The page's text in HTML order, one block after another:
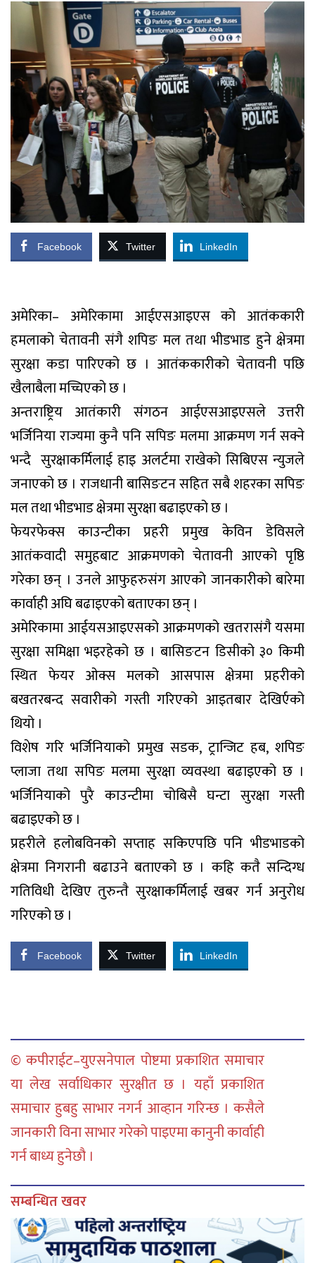
Facebook Twitter LinkedIn
अमेरिका– अमेरिकामा आईएसआइएस को आतंककारी
हमलाको चेतावनी संगै शपिङ मल तथा भीडभाड हुने क्षेत्रमा
सुरक्षा कडा पारिएको छ । आतंककारीको चेतावनी पछि
खैलाबैला मच्चिएको छ ।
अन्तराष्ट्रिय आतंकारी संंगठन आईएसआइएसले उत्तरी
भर्जिनिया राज्यमा कुनै पनि सपिङ मलमा आक्रमण गर्न सक्ने
भन्दै सुरक्षाकर्मिलाई हाइ अलर्टमा राखेको सिबिएस न्युजले
जनाएको छ । राजधानी बासिङटन सहित सबै शहरका सपिङ
मल तथा भीडभाड क्षेत्रमा सुरक्षा बढाइएको छ ।
फेयरफेक्स काउन्टीका प्रहरी प्रमुख केविन डेविसले
आतंकवादी समुहबाट आक्रमणको चेतावनी आएको पृष्ठि
गरेका छन् । उनले आफुहरुसंग आएको जानकारीको बारेमा
कार्वाही अघि बढाइएको बताएका छन् ।
अमेरिकामा आईयसआइएसको आक्रमणको खतरासंगै यसमा
सुरक्षा समिक्षा भइरहेको छ । बासिङटन डिसीको ३० किमी
स्थित फेयर ओक्स मलको आसपास क्षेत्रमा प्रहरीको
बखतरबन्द सवारीको गस्ती गरिएको आइतबार देखिर्एको
थियो ।
विशेष गरि भर्जिनियाको प्रमुख सडक, ट्रान्जिट हब, शपिङ
प्लाजा तथा सपिङ मलमा सुरक्षा व्यवस्था बढाइएको छ ।
भर्जिनियाको पुरै काउन्टीमा चोबिसै घन्टा सुरक्षा गस्ती
बढाइएको छ ।
प्रहरीले हलोबविनको सप्ताह सकिएपछि पनि भीडभाडको
क्षेत्रमा निगरानी बढाउने बताएको छ । कहि कतै सन्दिग्ध
गतिविधी देखिए तुरुन्तै सुरक्षाकर्मिलाई खबर गर्न अनुरोध
गरिएको छ ।
Facebook Twitter LinkedIn
© कपीराईट–युएसनेपाल पोष्टमा प्रकाशित समाचार
या लेख सर्वाधिकार सुरक्षीत छ । यहाँ प्रकाशित
समाचार हुबहु साभार नगर्न आव्हान गरिन्छ । कसैले
जानकारी विना साभार गरेको पाइएमा कानुनी कार्वाही
गर्न बाध्य हुनेछौ ।
सम्बन्धित खवर